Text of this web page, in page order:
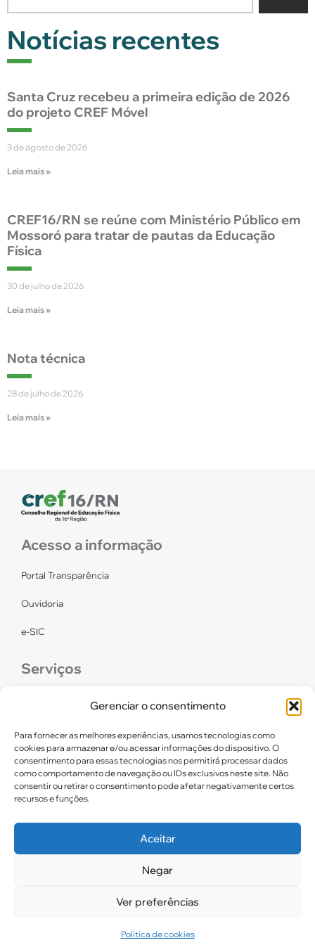
Gerenciar o consentimento
Para fornecer as melhores experiências, usamos tecnologias como
cookies para armazenar e/ou acessar informações do dispositivo. O
consentimento para essas tecnologias nos permitirá processar dados
como comportamento de navegação ou IDs exclusivos neste site. Não
consentir ou retirar o consentimento pode afetar negativamente certos
recursos e funções.
Aceitar
Negar
Ver preferências
Política de cookies
Notícias recentes
Santa Cruz recebeu a primeira edição de 2026
do projeto CREF Móvel
3 de agosto de 2026
Leia mais »
CREF16/RN se reúne com Ministério Público em
Mossoró para tratar de pautas da Educação
Física
30 de julho de 2026
Leia mais »
Nota técnica
28 de julho de 2026
Leia mais »
Acesso a informação
Portal Transparência
Ouvidoria
e-SIC
Serviços
Links úteis
Certidão de Quitação Eleitoral
Parceiros CREF16